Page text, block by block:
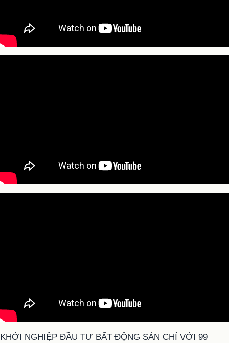
KHỞI NGHIỆP ĐẦU TƯ BẤT ĐỘNG SẢN CHỈ VỚI 99